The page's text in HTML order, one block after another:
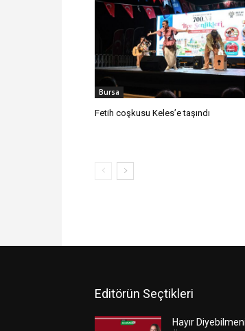
Bursa
Fetih coşkusu Keles’e taşındı
Editörün Seçtikleri
Hayır